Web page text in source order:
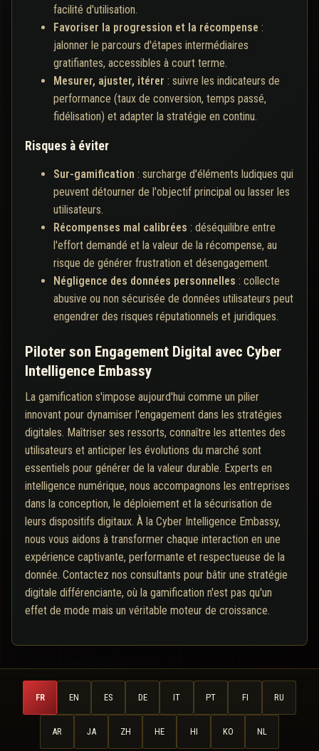
facilité d'utilisation.
Favoriser la progression et la récompense :
jalonner le parcours d'étapes intermédiaires
gratifiantes, accessibles à court terme.
Mesurer, ajuster, itérer : suivre les indicateurs de
performance (taux de conversion, temps passé,
fidélisation) et adapter la stratégie en continu.
Risques à éviter
Sur-gamification : surcharge d'éléments ludiques qui
peuvent détourner de l'objectif principal ou lasser les
utilisateurs.
Récompenses mal calibrées : déséquilibre entre
l'effort demandé et la valeur de la récompense, au
risque de générer frustration et désengagement.
Négligence des données personnelles : collecte
abusive ou non sécurisée de données utilisateurs peut
engendrer des risques réputationnels et juridiques.
Piloter son Engagement Digital avec Cyber
Intelligence Embassy
La gamification s'impose aujourd'hui comme un pilier
innovant pour dynamiser l'engagement dans les stratégies
digitales. Maîtriser ses ressorts, connaître les attentes des
utilisateurs et anticiper les évolutions du marché sont
essentiels pour générer de la valeur durable. Experts en
intelligence numérique, nous accompagnons les entreprises
dans la conception, le déploiement et la sécurisation de
leurs dispositifs digitaux. À la Cyber Intelligence Embassy,
nous vous aidons à transformer chaque interaction en une
expérience captivante, performante et respectueuse de la
donnée. Contactez nos consultants pour bâtir une stratégie
digitale différenciante, où la gamification n'est pas qu'un
effet de mode mais un véritable moteur de croissance.
FR EN ES DE IT PT FI RU
AR JA ZH HE HI KO NL